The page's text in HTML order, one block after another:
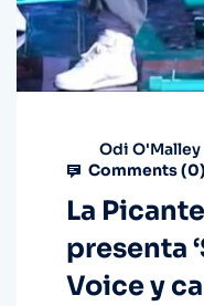
Odi O'Malley
Comments (0)
La
presenta
Voice y